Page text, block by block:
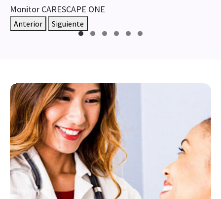
Monitor CARESCAPE ONE
Anterior Siguiente